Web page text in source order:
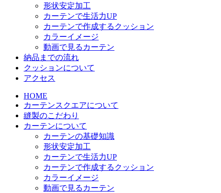
形状安定加工
カーテンで生活力UP
カーテンで作成するクッション
カラーイメージ
動画で見るカーテン
納品までの流れ
クッションについて
アクセス
HOME
カーテンスクエアについて
縫製のこだわり
カーテンについて
カーテンの基礎知識
形状安定加工
カーテンで生活力UP
カーテンで作成するクッション
カラーイメージ
動画で見るカーテン